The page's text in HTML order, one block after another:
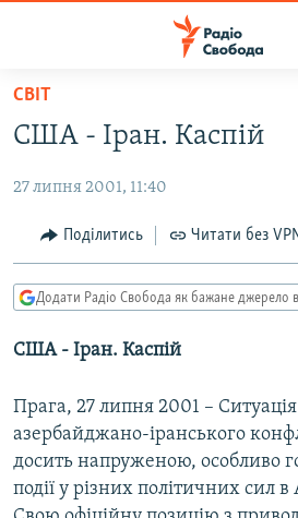
Перейти
основного
Перейти
Перейти
пошуку
ВСЕ ЗА ДОБУ
СТАТТІ
ПОЛІТИКА
СУСПІЛЬСТВО
КУЛЬТУРА
УКРАЇНА
СВІТ
ВІЙНА
ДОНБАС.РЕАЛІЇ
КРИМ.РЕАЛІЇ
СХЕМИ
КИТАЙ.ВИКЛИКИ
МУЛЬТИМЕДІА
СВІТ
США - Іран. Каспій
27 липня 2001, 11:40
Поділитись Читати без
Додати Радіо Свобода як бажане джерело
США - Іран. Каспій
Прага, 27 липня 2001 –
азербайджано-іранського
досить напруженою, особливо
події у різних політичних сил